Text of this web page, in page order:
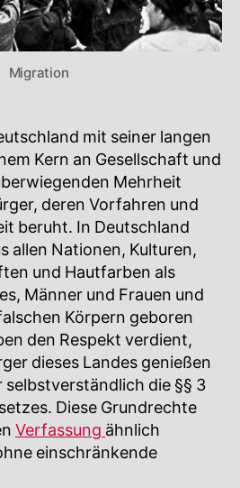
Migration
mit seiner langen
Kern an Gesellschaft und
Mehrheit
deren Vorfahren und
beruht. In Deutschland
allen Nationen, Kulturen,
und Hautfarben als
Männer und Frauen und
Körpern geboren
den Respekt verdient,
dieses Landes genießen
selbstverständlich die §§ 3
Diese Grundrechte
Verfassung ähnlich
einschränkende